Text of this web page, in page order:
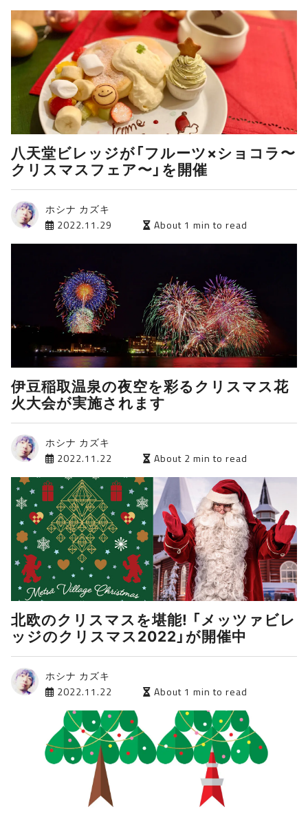
八天堂ビレッジが「フルーツ×ショコラ〜
クリスマスフェア〜」を開催
ホシナ カズキ
2022.11.29
About 1 min to read
伊豆稲取温泉の夜空を彩るクリスマス花
火大会が実施されます
ホシナ カズキ
2022.11.22
About 2 min to read
北欧のクリスマスを堪能! 「メッツァビレ
ッジのクリスマス2022」が開催中
ホシナ カズキ
2022.11.22
About 1 min to read